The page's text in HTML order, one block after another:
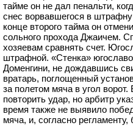
тайме он не дал пенальти,
снес ворвавшегося в
конце второго тайма он
сольного прохода Джаичем.
хозяевам сравнять счет.
штрафной. «Стенка»
Доменгини, не дождавшись
вратарь, поглощенный
за полетом мяча в угол
повторить удар, но арбитр
время также не выявило
мяча, и, согласно